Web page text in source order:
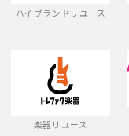
ハイブランドリユース
楽器リユース